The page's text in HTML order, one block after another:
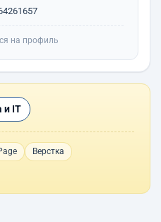
на профиль
и IT
Верстка